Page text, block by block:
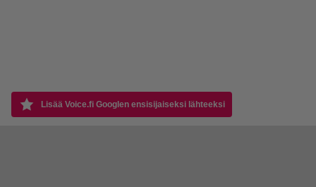
Lisää Voice.fi Googlen ensisijaiseksi lähteeksi